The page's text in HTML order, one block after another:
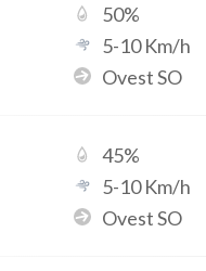
50%
5-10Km/h
Ovest SO
45%
5-10Km/h
Ovest SO